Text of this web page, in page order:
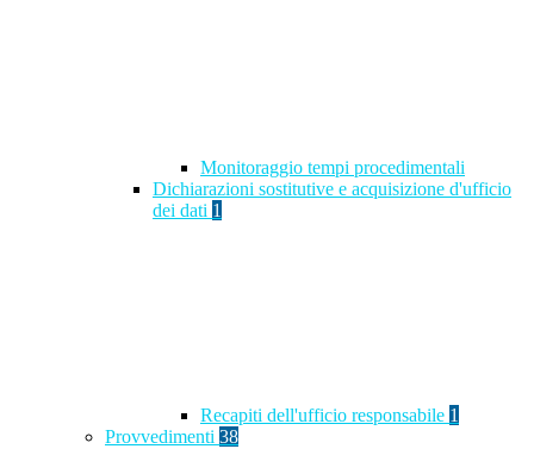
Monitoraggio tempi procedimentali
Dichiarazioni sostitutive e acquisizione d'ufficio
dei dati 1
Recapiti dell'ufficio responsabile 1
Provvedimenti 38